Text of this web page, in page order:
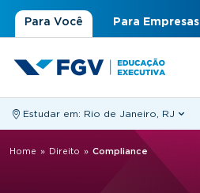
Para Você Para Empresas
Estudar em: Rio de Janeiro, RJ
Você está aqui
Home » Direito » Compliance